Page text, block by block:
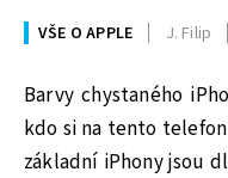
VŠE O APPLE J. Filip
Barvy chystaného
kdo si na tento
základní iPhony jsou